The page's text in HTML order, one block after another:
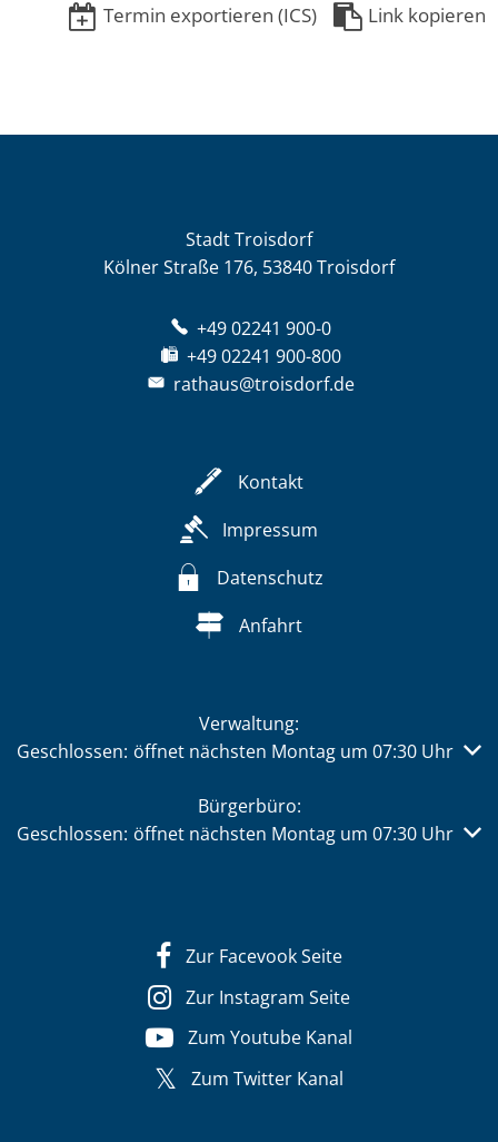
Termin exportieren (ICS)
Link kopieren
Stadt Troisdorf
Kölner Straße 176, 53840 Troisdorf
+49 02241 900-0
+49 02241 900-800
rathaus@troisdorf.de
Kontakt
Impressum
Datenschutz
Anfahrt
Verwaltung:
Klicken, um weitere Öffnungs- oder Schließzeiten
Geschlossen: öffnet nächsten Montag um 07:30 Uhr
Bürgerbüro:
Klicken, um weitere Öffnungs- oder Schließzeiten
Geschlossen: öffnet nächsten Montag um 07:30 Uhr
Zur Facevook Seite
Zur Instagram Seite
Zum Youtube Kanal
Zum Twitter Kanal